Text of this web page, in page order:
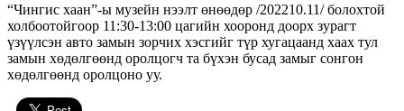
“Чингис хаан”-ы музейн нээлт өнөөдөр /202210.11/ болохтой
холбоотойгоор 11:30-13:00 цагийн хооронд доорх зурагт
үзүүлсэн авто замын зорчих хэсгийг түр хугацаанд хаах тул
замын хөдөлгөөнд оролцогч та бүхэн бусад замыг сонгон
хөдөлгөөнд оролцоно уу.